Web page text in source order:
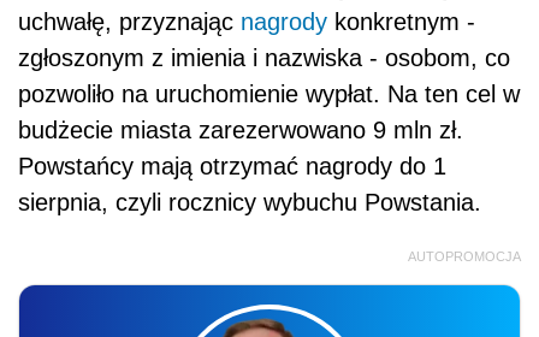
uchwałę, przyznając nagrody konkretnym -
zgłoszonym z imienia i nazwiska - osobom, co
pozwoliło na uruchomienie wypłat. Na ten cel w
budżecie miasta zarezerwowano 9 mln zł.
Powstańcy mają otrzymać nagrody do 1
sierpnia, czyli rocznicy wybuchu Powstania.
AUTOPROMOCJA